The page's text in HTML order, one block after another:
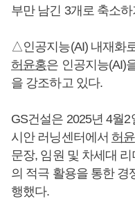
부만 남긴 3개로 축소
△인공지능(AI) 내재화
허윤홍은 인공지능(AI)
을 강조하고 있다.
GS건설은 2025년 4월
시안 러닝센터에서 허
문장, 임원 및 차세대
의 적극 활용을 통한 경
행했다.